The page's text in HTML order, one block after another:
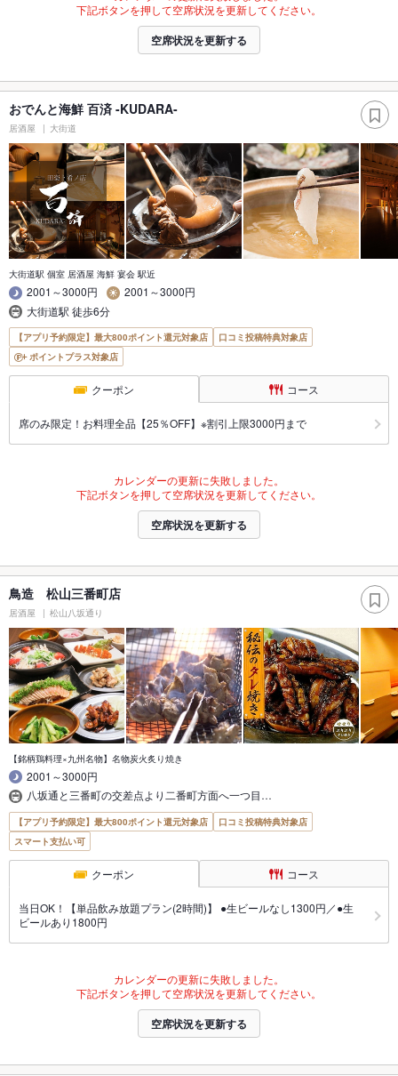
下記ボタンを押して空席状況を更新してください。
空席状況を更新する
おでんと海鮮 百済 -KUDARA-
居酒屋 大街道
大街道駅 個室 居酒屋 海鮮 宴会 駅近
2001～3000円
2001～3000円
大街道駅 徒歩6分
【アプリ予約限定】最大800ポイント還元対象店
口コミ投稿特典対象店
ポイントプラス対象店
クーポン コース
席のみ限定！お料理全品【25％OFF】※割引上限3000円まで
カレンダーの更新に失敗しました。
下記ボタンを押して空席状況を更新してください。
空席状況を更新する
鳥造 松山三番町店
居酒屋 松山八坂通り
【銘柄鶏料理×九州名物】名物炭火炙り焼き
2001～3000円
八坂通と三番町の交差点より二番町方面へ一つ目…
【アプリ予約限定】最大800ポイント還元対象店
口コミ投稿特典対象店
スマート支払い可
クーポン コース
当日OK！【単品飲み放題プラン(2時間)】 ●生ビールなし1300円／●生
ビールあり1800円
カレンダーの更新に失敗しました。
下記ボタンを押して空席状況を更新してください。
空席状況を更新する